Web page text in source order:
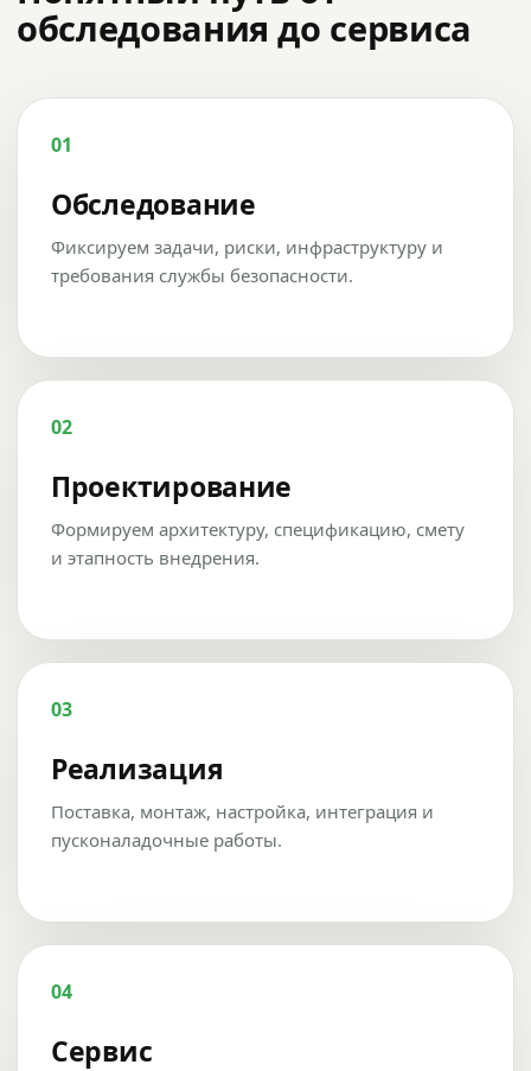
обследования до сервиса
01
Обследование
Фиксируем задачи, риски, инфраструктуру и
требования службы безопасности.
02
Проектирование
Формируем архитектуру, спецификацию, смету
и этапность внедрения.
03
Реализация
Поставка, монтаж, настройка, интеграция и
пусконаладочные работы.
04
Сервис